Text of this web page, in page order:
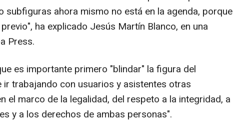
subfiguras ahora mismo no está en la agenda, porque
ha explicado Jesús Martín Blanco, en una
Press.
es importante primero "blindar" la figura del
ir trabajando con usuarios y asistentes otras
el marco de la legalidad, del respeto a la integridad, a
y a los derechos de ambas personas".